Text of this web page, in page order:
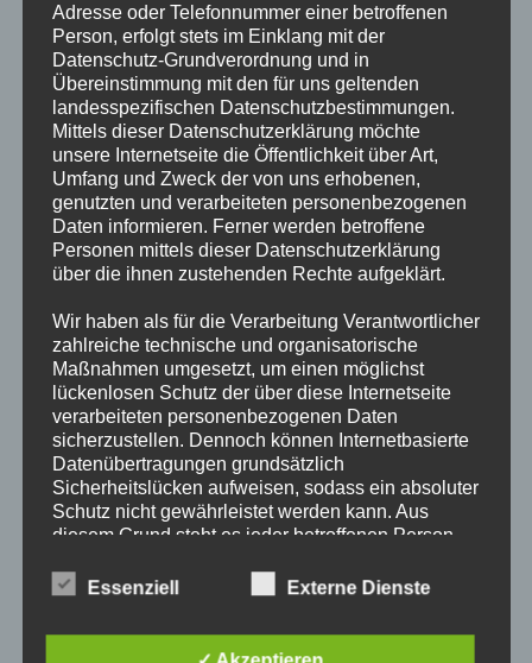
die Veranstaltung bereits zum 17. Mal. Ausgerichtet wird der
Lauf dieses Jahr von der Freiwilligen Feuerwehr Alsterdorf.
Wie…
Weiterlesen17.
Fit
For
Fire
Lauf
17. Fit for Fire Lauf – Wir sind
Gastgeber!
Nach unserem großartigen Erfolg beim 16. Fit for Fire Lauf,
den die Freiwillige Feuerwehr für sich entscheiden konnte,
dürfen wir in diesem Jahr eine besondere Rolle übernehmen:
Wir organisieren den 17. Fit for Fire Lauf! Der diesjährige Lauf
findet am…
Weiterlesen17.
Fit
Lauf
–
Sind
Gastgeber!
Besuch bei der Freiwilligen
Adresse oder Telefonnummer einer betroffenen
Person, erfolgt stets im Einklang mit der
Datenschutz-Grundverordnung und in
Übereinstimmung mit den für uns geltenden
landesspezifischen Datenschutzbestimmungen.
Mittels dieser Datenschutzerklärung möchte
unsere Internetseite die Öffentlichkeit über Art,
Umfang und Zweck der von uns erhobenen,
genutzten und verarbeiteten personenbezogenen
Daten informieren. Ferner werden betroffene
Personen mittels dieser Datenschutzerklärung
über die ihnen zustehenden Rechte aufgeklärt.
Wir haben als für die Verarbeitung Verantwortlicher
zahlreiche technische und organisatorische
Maßnahmen umgesetzt, um einen möglichst
lückenlosen Schutz der über diese Internetseite
verarbeiteten personenbezogenen Daten
sicherzustellen. Dennoch können Internetbasierte
Datenübertragungen grundsätzlich
Sicherheitslücken aufweisen, sodass ein absoluter
Schutz nicht gewährleistet werden kann. Aus
diesem Grund steht es jeder betroffenen Person
alternativen Wegen, beispielsweise telefonisch, an
Begriffsbestimmungen
Essenziell Externe Dienste